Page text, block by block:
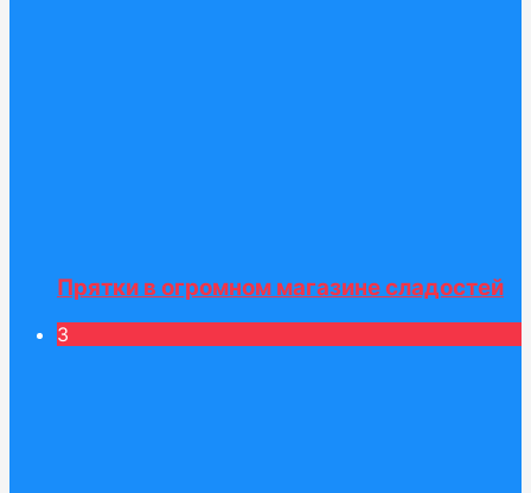
Прятки в огромном магазине сладостей
3